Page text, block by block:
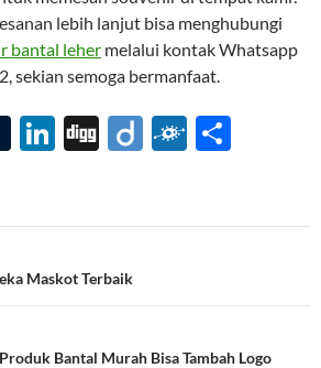
lebih lanjut bisa menghubungi
bantal leher melalui kontak Whatsapp
sekian semoga bermanfaat.
T
bl
r
Li
e
dI
n
Di Di F
d e
Maskot Terbaik
Bantal Murah Bisa Tambah Logo